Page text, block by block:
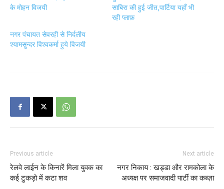
के मोहन विजयी
साबिरा की हुई जीत,पार्टिया यहाँ भी
रही प्लाफ़
नगर पंचायत सेवरही से निर्दलीय
श्यामसुन्दर विश्वकर्मा हुये विजयी
Previous article
रेलवे लाईन के किनारें मिला युवक का
कई टुकड़ो में कटा शव
Next article
नगर निकाय : खड्डा और रामकोला के
अध्यक्ष पर समाजवादी पार्टी का कब्ज़ा